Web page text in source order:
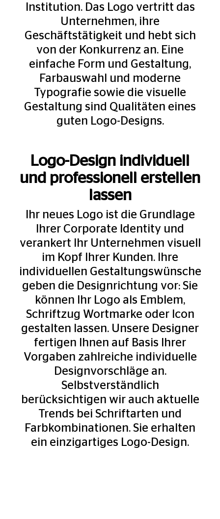
Institution. Das Logo vertritt das
Unternehmen, ihre
Geschäftstätigkeit und hebt sich
von der Konkurrenz an. Eine
einfache Form und Gestaltung,
Farbauswahl und moderne
Typografie sowie die visuelle
Gestaltung sind Qualitäten eines
guten Logo-Designs.
Logo-Design individuell
und professionell erstellen
lassen
Ihr neues Logo ist die Grundlage
Ihrer Corporate Identity und
verankert Ihr Unternehmen visuell
im Kopf Ihrer Kunden. Ihre
individuellen Gestaltungswünsche
geben die Designrichtung vor: Sie
können Ihr Logo als Emblem,
Schriftzug Wortmarke oder Icon
gestalten lassen. Unsere Designer
fertigen Ihnen auf Basis Ihrer
Vorgaben zahlreiche individuelle
Designvorschläge an.
Selbstverständlich
berücksichtigen wir auch aktuelle
Trends bei Schriftarten und
Farbkombinationen. Sie erhalten
ein einzigartiges Logo-Design.